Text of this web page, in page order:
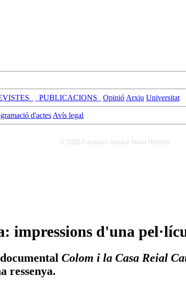
_PUBLICACIONS_ Opinió Arxiu Universitat
d'actes Avís legal
© 2026 Fundació Institut Nova Història
impressions d'una
Colom i la Casa Reial
ressenya.